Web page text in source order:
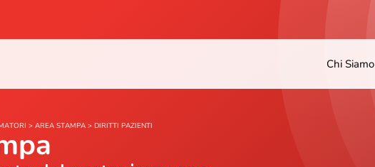
Chi Siamo
> AREA STAMPA > DIRITTI PAZIENTI